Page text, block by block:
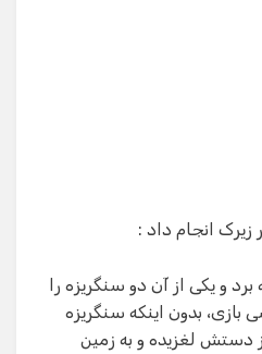
انجام داد :
و یکی از آن دو سنگریزه را
بدون اینکه سنگریزه
دستش لغزیده و به زمین